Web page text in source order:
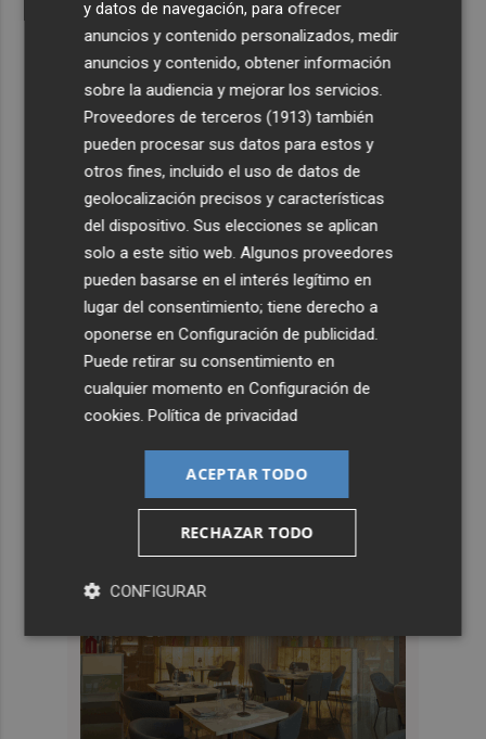
y datos de navegación, para ofrecer
anuncios y contenido personalizados, medir
anuncios y contenido, obtener información
sobre la audiencia y mejorar los servicios.
Proveedores de terceros (1913) también
pueden procesar sus datos para estos y
otros fines, incluido el uso de datos de
geolocalización precisos y características
del dispositivo. Sus elecciones se aplican
solo a este sitio web. Algunos proveedores
pueden basarse en el interés legítimo en
lugar del consentimiento; tiene derecho a
oponerse enConfiguración de publicidad
Puede retirar su consentimiento en
cualquier momento enConfiguración de
cookies .Política de privacidad
ACEPTAR TODO
RECHAZAR TODO
CONFIGURAR